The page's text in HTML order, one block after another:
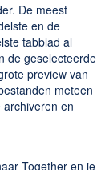
De meest
en de
tabblad al
de geselecteerde
preview van
meteen
en
Together en je